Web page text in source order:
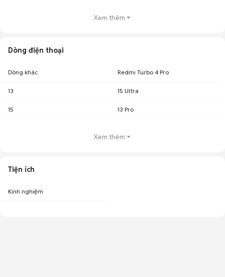
Xem thêm
Dòng điện thoại
Dòng khác Redmi Turbo 4 Pro
13 15 Ultra
15 13 Pro
Xem thêm
Tiện ích
Kinh nghiệm